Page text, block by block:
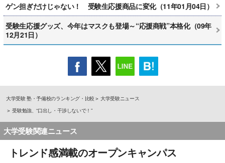
ゲン担ぎだけじゃない！ 受験生応援商品に変化（11年01月04日）
受験生応援グッズ、今年はマスクも登場～“応援商戦”本格化（09年
12月21日）
大学受験 塾・予備校のランキング・比較
大学受験ニュース
受験勉強、“口出し・干渉しないで！”
大学受験関連ニュース
トレンド感満載のオープンキャンパス